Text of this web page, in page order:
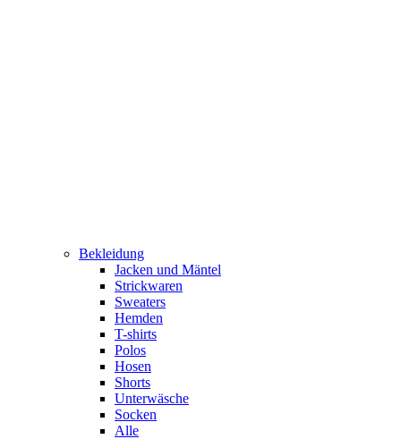
Bekleidung
Jacken und Mäntel
Strickwaren
Sweaters
Hemden
T-shirts
Polos
Hosen
Shorts
Unterwäsche
Socken
Alle